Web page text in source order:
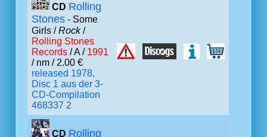
CD Rolling
Stones - Some
Girls /Rock/
Rolling Stones
Records / A / 1991
/ nm / 2.00 €
released 1978,
Disc 1 aus der 3-
CD-Compilation
468337 2
CD Rolling